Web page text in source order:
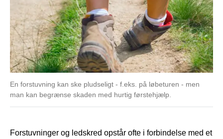
En forstuvning kan ske pludseligt - f.eks. på løbeturen - men
man kan begrænse skaden med hurtig førstehjælp.
Forstuvninger og ledskred opstår ofte i forbindelse med et